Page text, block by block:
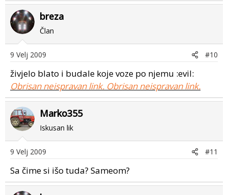
breza
Član
9 Velj 2009 #10
živjelo blato i budale koje voze po njemu :evil:
Obrisan neispravan link. Obrisan neispravan link.
Marko355
Iskusan lik
9 Velj 2009 #11
Sa čime si išo tuda? Sameom?